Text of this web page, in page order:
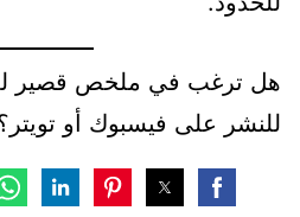
هل ترغب في ملخص قصير
للنشر على فيسبوك أو